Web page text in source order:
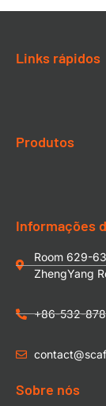
Links rápidos
Produtos
Informações
Room 629-
ZhengYang
+86-532-
Sobre nós